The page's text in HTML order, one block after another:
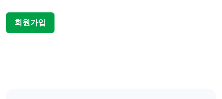
회원가입